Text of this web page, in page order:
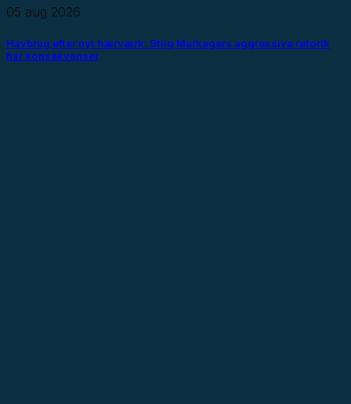
05 aug 2026
Havbrug efter nyt hærværk: Stiig Markagers aggressive retorik
har konsekvenser